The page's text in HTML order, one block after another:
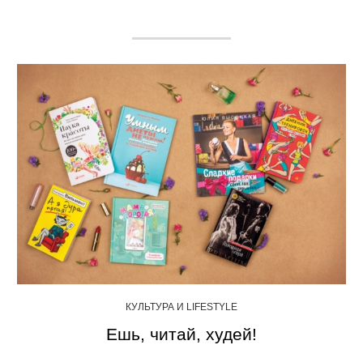
КУЛЬТУРА И LIFESTYLE
Ешь, читай, худей!